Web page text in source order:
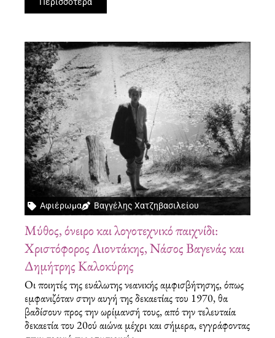
Αφιέρωμα Βαγγέλης Χατζηβασιλείου
Μύθος, όνειρο και λογοτεχνικό παιχνίδι:
Χριστόφορος Λιοντάκης, Νάσος Βαγενάς και
Δημήτρης Καλοκύρης
Οι ποιητές της ευάλωτης νεανικής αμφισβήτησης, όπως
εμφανιζόταν στην αυγή της δεκαετίας του 1970, θα
βαδίσουν προς την ωρίμανσή τους, από την τελευταία
δεκαετία του 20ού αιώνα μέχρι και σήμερα, εγγράφοντας